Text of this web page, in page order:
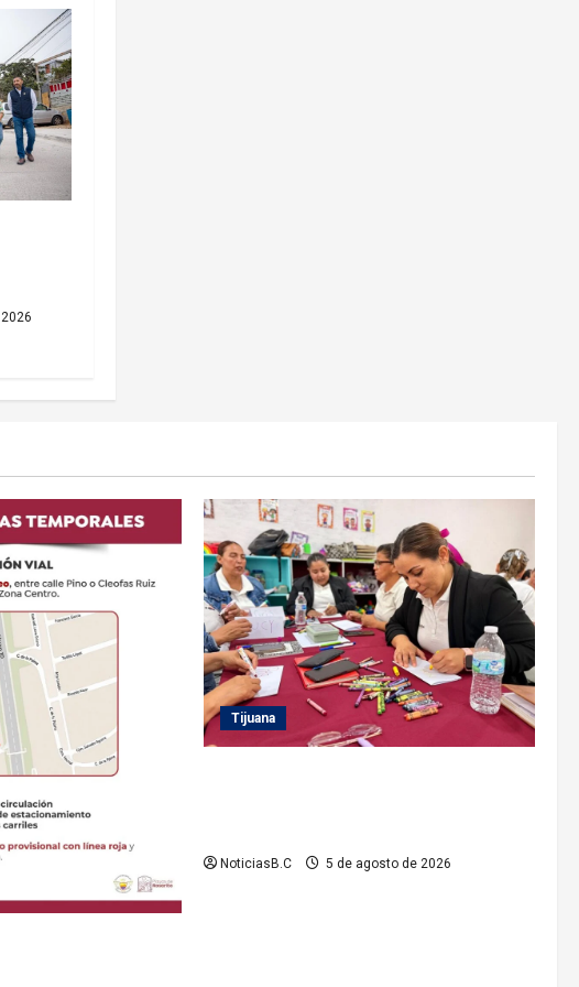
Tijuana
NoticiasB.C 5 de agosto de 2026